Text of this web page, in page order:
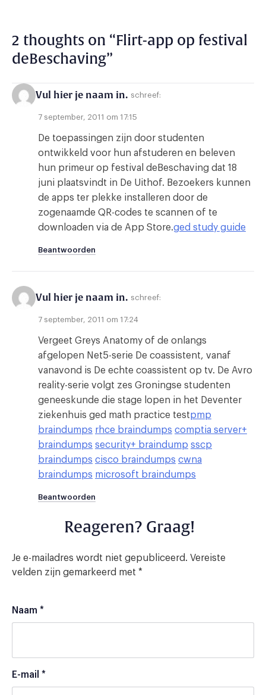
2 thoughts on “Flirt-app op festival
deBeschaving”
Vul hier je naam in. schreef:
7 september, 2011 om 17:15
De toepassingen zijn door studenten
ontwikkeld voor hun afstuderen en beleven
hun primeur op festival deBeschaving dat 18
juni plaatsvindt in De Uithof. Bezoekers kunnen
de apps ter plekke installeren door de
zogenaamde QR-codes te scannen of te
downloaden via de App Store.ged study guide
Beantwoorden
Vul hier je naam in. schreef:
7 september, 2011 om 17:24
Vergeet Greys Anatomy of de onlangs
afgelopen Net5-serie De coassistent, vanaf
vanavond is De echte coassistent op tv. De Avro
reality-serie volgt zes Groningse studenten
geneeskunde die stage lopen in het Deventer
ziekenhuis ged math practice testpmp
braindumps rhce braindumps comptia server+
braindumps security+ braindump sscp
braindumps cisco braindumps cwna
braindumps microsoft braindumps
Beantwoorden
Reageren? Graag!
Je e-mailadres wordt niet gepubliceerd. Vereiste
velden zijn gemarkeerd met *
Naam *
E-mail *